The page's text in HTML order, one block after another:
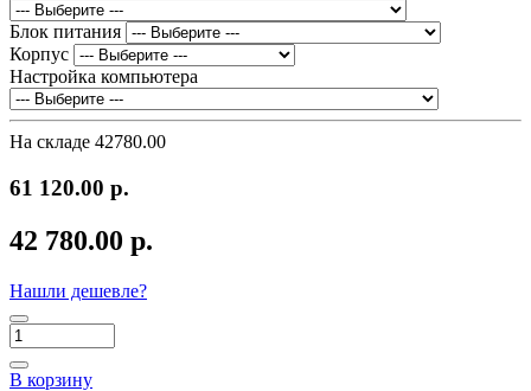
Блок питания
Корпус
Настройка компьютера
На складе 42780.00
61 120.00 р.
42 780.00 р.
Нашли дешевле?
В корзину